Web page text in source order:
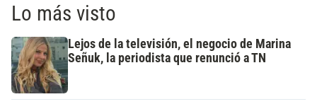
Lo más visto
Lejos de la televisión, el negocio de Marina
Señuk, la periodista que renunció a TN